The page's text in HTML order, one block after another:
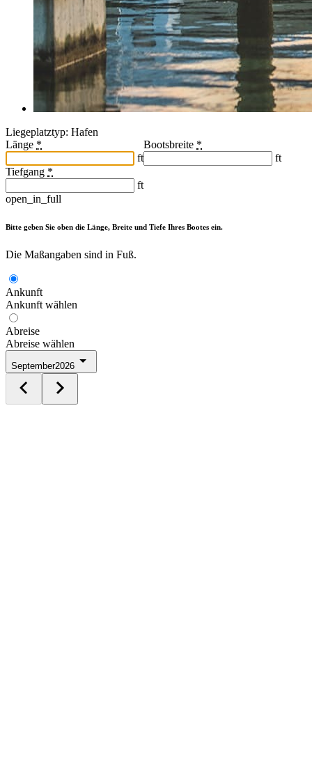
Liegeplatztyp: Hafen
Länge *
ft
Bootsbreite *
ft
Tiefgang *
ft
open_in_full
Bitte geben Sie oben die Länge, Breite und Tiefe Ihres Bootes ein.
Die Maßangaben sind in Fuß.
Ankunft
Ankunft wählen
Abreise
Abreise wählen
September2026